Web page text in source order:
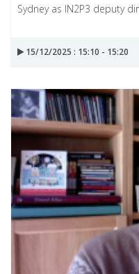
Sydney as IN2P3 deputy
15/12/2025 : 15:10 - 15:20